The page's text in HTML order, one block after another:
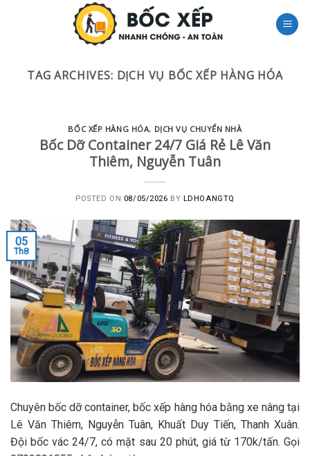
TAG ARCHIVES: DỊCH VỤ BỐC XẾP HÀNG HÓA
BỐC XẾP HÀNG HÓA, DỊCH VỤ CHUYỂN NHÀ
Bốc Dỡ Container 24/7 Giá Rẻ Lê Văn
Thiêm, Nguyễn Tuân
POSTED ON 08/05/2026 BY LDHOANGTQ
05
Th8
Chuyên bốc dỡ container, bốc xếp hàng hóa bằng xe nâng tại
Lê Văn Thiêm, Nguyễn Tuân, Khuất Duy Tiến, Thanh Xuân.
Đội bốc vác 24/7, có mặt sau 20 phút, giá từ 170k/tấn. Gọi